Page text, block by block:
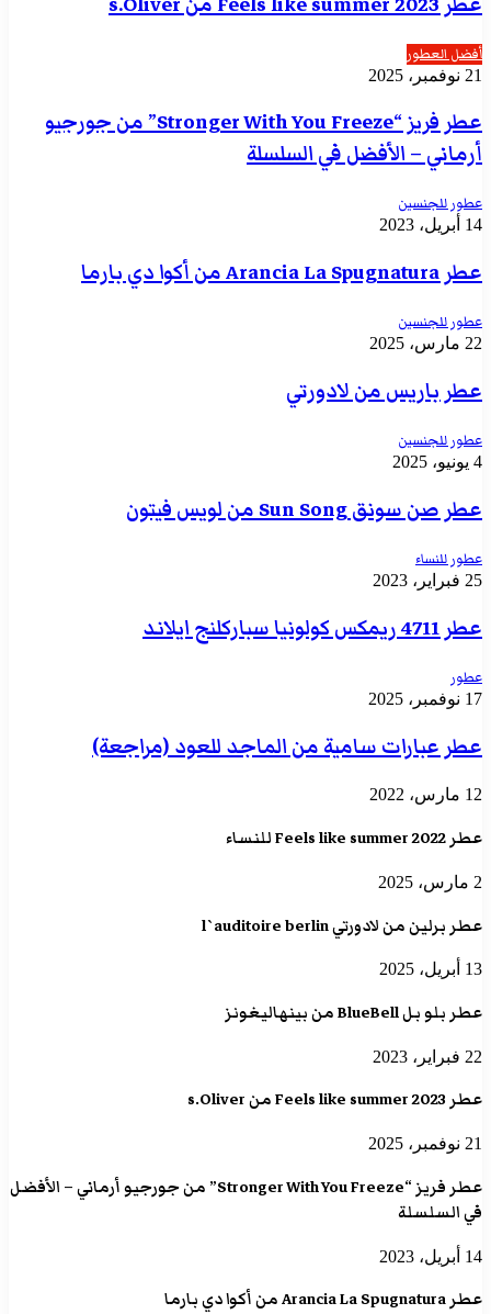
أفضل العطور
21 نوفمبر، 2025
عطر فريز “Stronger With You Freeze” من جورجيو
أرماني – الأفضل في السلسلة
عطور للجنسين
14 أبريل، 2023
عطر Arancia La Spugnatura من أكوا دي بارما
عطور للجنسين
22 مارس، 2025
عطر باريس من لادورتي
عطور للجنسين
4 يونيو، 2025
عطر صن سونق Sun Song من لويس فيتون
عطور للنساء
25 فبراير، 2023
عطر 4711 ريمكس كولونيا سباركلنج ايلاند
عطور
17 نوفمبر، 2025
عطر عبارات سامية من الماجد للعود (مراجعة)
12 مارس، 2022
عطر Feels like summer 2022 للنساء
2 مارس، 2025
عطر برلين من لادورتي l`auditoire berlin
13 أبريل، 2025
عطر بلو بل BlueBell من بينهاليغونز
22 فبراير، 2023
عطر Feels like summer 2023 من s.Oliver
21 نوفمبر، 2025
عطر فريز “Stronger With You Freeze” من جورجيو أرماني – الأفضل
في السلسلة
14 أبريل، 2023
عطر Arancia La Spugnatura من أكوا دي بارما